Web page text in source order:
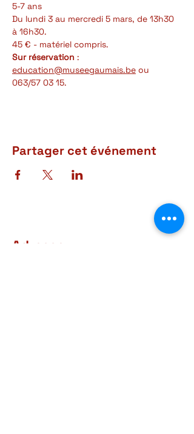
5-7 ans
Du lundi 3 au mercredi 5 mars, de 13h30
à 16h30.
45 € - matériel compris.
Sur réservation :
education@museegaumais.be ou
063/57 03 15.
Partager cet événement
Adresse